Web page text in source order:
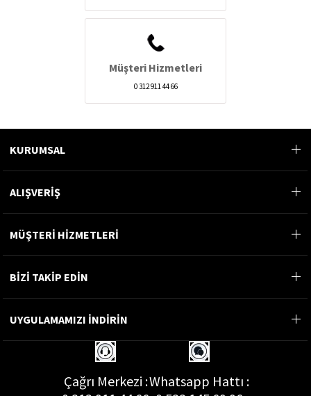
Müşteri Hizmetleri
0 312 911 44 66
KURUMSAL
ALIŞVERİŞ
MÜŞTERİ HİZMETLERİ
BİZİ TAKİP EDİN
UYGULAMAMIZI İNDİRİN
Çağrı Merkezi :Whatsapp Hattı :